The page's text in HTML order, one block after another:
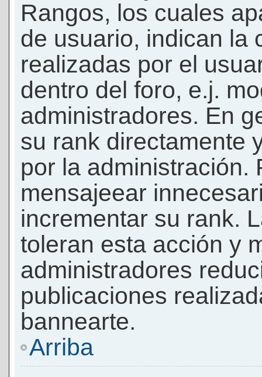
Rangos, los cuales
de usuario, indican la
realizadas por el
dentro del foro, e.j.
administradores. En
su rank directamente
por la administración.
mensajeear
incrementar su rank.
toleran esta acción y
administradores
publicaciones
bannearte.
Arriba